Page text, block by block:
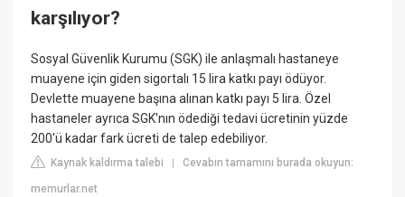
karşılıyor?
Sosyal Güvenlik Kurumu (SGK) ile anlaşmalı hastaneye
muayene için giden sigortalı 15 lira katkı payı ödüyor.
Devlette muayene başına alınan katkı payı 5 lira. Özel
hastaneler ayrıca SGK'nın ödediği tedavi ücretinin yüzde
200'ü kadar fark ücreti de talep edebiliyor.
Kaynak kaldırma talebi |Cevabın tamamını burada okuyun:
memurlar.net